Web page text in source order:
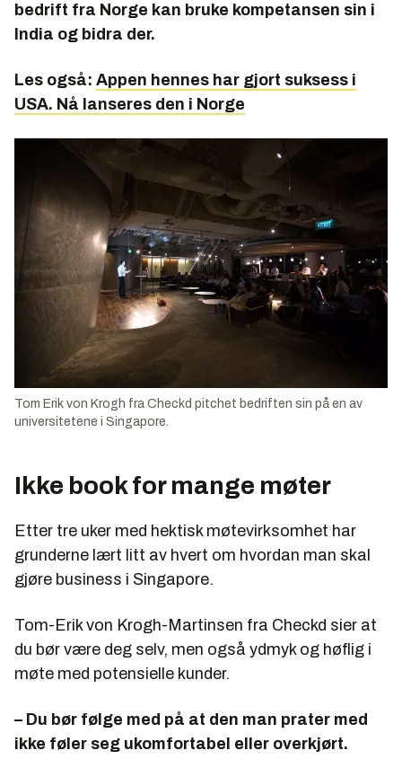
bedrift fra Norge kan bruke kompetansen sin i
India og bidra der.
Les også: Appen hennes har gjort suksess i
USA. Nå lanseres den i Norge
Tom Erik von Krogh fra Checkd pitchet bedriften sin på en av
universitetene i Singapore.
Ikke book for mange møter
Etter tre uker med hektisk møtevirksomhet har
grunderne lært litt av hvert om hvordan man skal
gjøre business i Singapore.
Tom-Erik von Krogh-Martinsen fra Checkd sier at
du bør være deg selv, men også ydmyk og høflig i
møte med potensielle kunder.
– Du bør følge med på at den man prater med
ikke føler seg ukomfortabel eller overkjørt.